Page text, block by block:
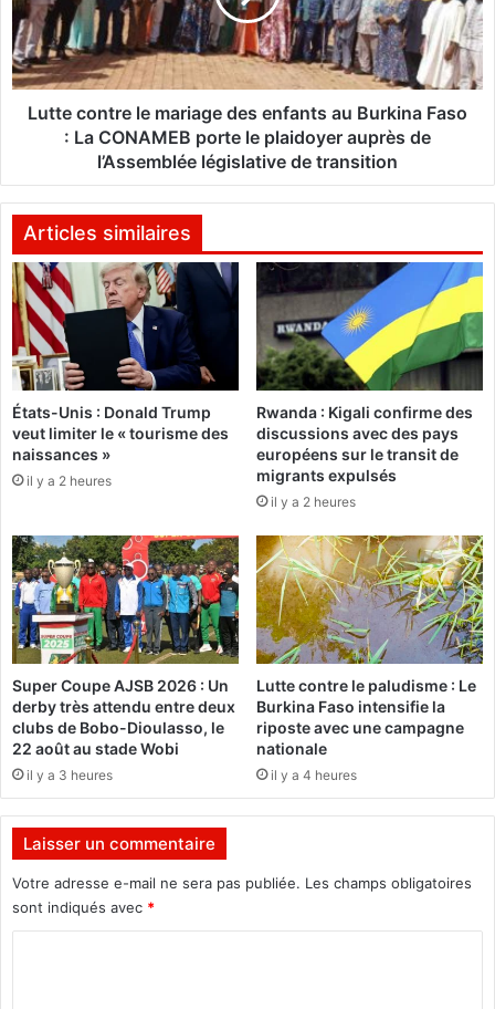
t
i
o
n
p
t
i
s
F
a
n
c
e
n
s
l
a
s
p
h
è
r
e
d
e
s
i
c
o
n
t
e
m
r
i
a
g
e
d
s
e
n
f
t
s
a
u
B
u
r
k
i
a
a
o
:
Lutte contre le mariage des enfants au Burkina Faso
: La CONAMEB porte le plaidoyer auprès de
l’Assemblée législative de transition
Articles similaires
États-Unis : Donald Trump
veut limiter le « tourisme des
naissances »
il y a 2 heures
Rwanda : Kigali confirme des
discussions avec des pays
européens sur le transit de
migrants expulsés
il y a 2 heures
Super Coupe AJSB 2026 : Un
derby très attendu entre deux
clubs de Bobo-Dioulasso, le
22 août au stade Wobi
il y a 3 heures
Lutte contre le paludisme : Le
Burkina Faso intensifie la
riposte avec une campagne
nationale
il y a 4 heures
Laisser un commentaire
Votre adresse e-mail ne sera pas publiée. Les champs obligatoires
sont indiqués avec *